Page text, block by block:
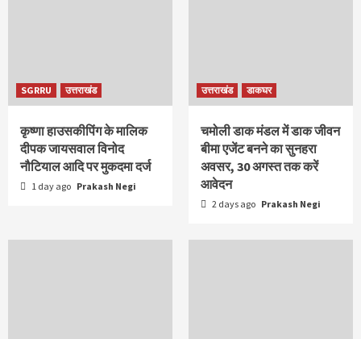
SGRRU उत्तराखंड
कृष्णा हाउसकीपिंग के मालिक
दीपक जायसवाल विनोद
नौटियाल आदि पर मुकदमा दर्ज
1 day ago Prakash Negi
उत्तराखंड डाकघर
चमोली डाक मंडल में डाक जीवन
बीमा एजेंट बनने का सुनहरा
अवसर, 30 अगस्त तक करें
आवेदन
2 days ago Prakash Negi